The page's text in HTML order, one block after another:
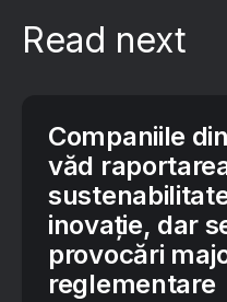
Read next
Companiile
văd
inovație, dar
provocări
reglementare